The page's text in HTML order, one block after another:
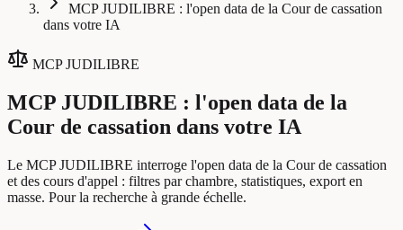
MCP JUDILIBRE : l'open data de la Cour de cassation
dans votre IA
MCP JUDILIBRE
MCP JUDILIBRE : l'open data de la
Cour de cassation dans votre IA
Le MCP JUDILIBRE interroge l'open data de la Cour de cassation
et des cours d'appel : filtres par chambre, statistiques, export en
masse. Pour la recherche à grande échelle.